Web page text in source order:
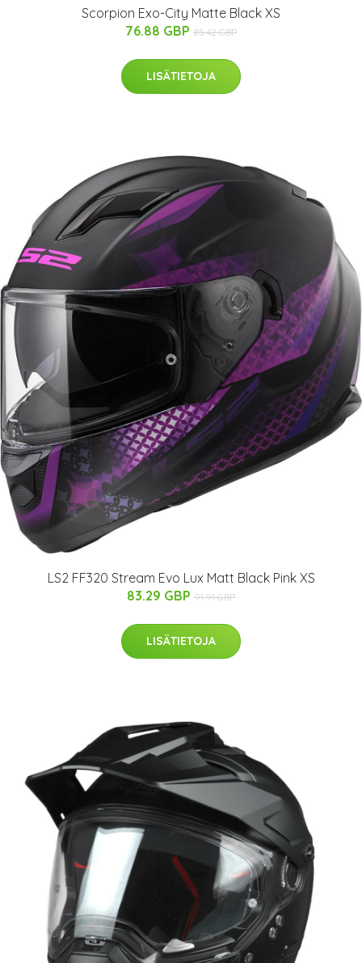
Scorpion Exo-City Matte Black XS
76.88 GBP 85.42 GBP
LISÄTIETOJA
LS2 FF320 Stream Evo Lux Matt Black Pink XS
83.29 GBP 91.91 GBP
LISÄTIETOJA